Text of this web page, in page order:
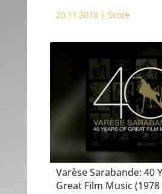
20.11.2018 | Score
Varèse Sarabande: 40
Great Film Music (1978